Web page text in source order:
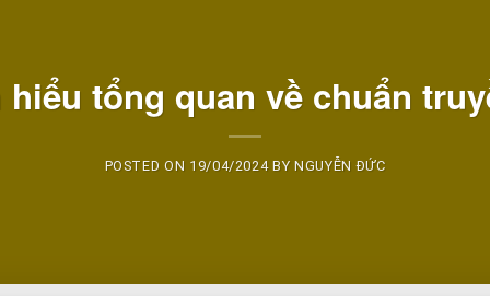
hiểu tổng quan về chuẩn
POSTED ON 19/04/2024BYNGUYỄN ĐỨC